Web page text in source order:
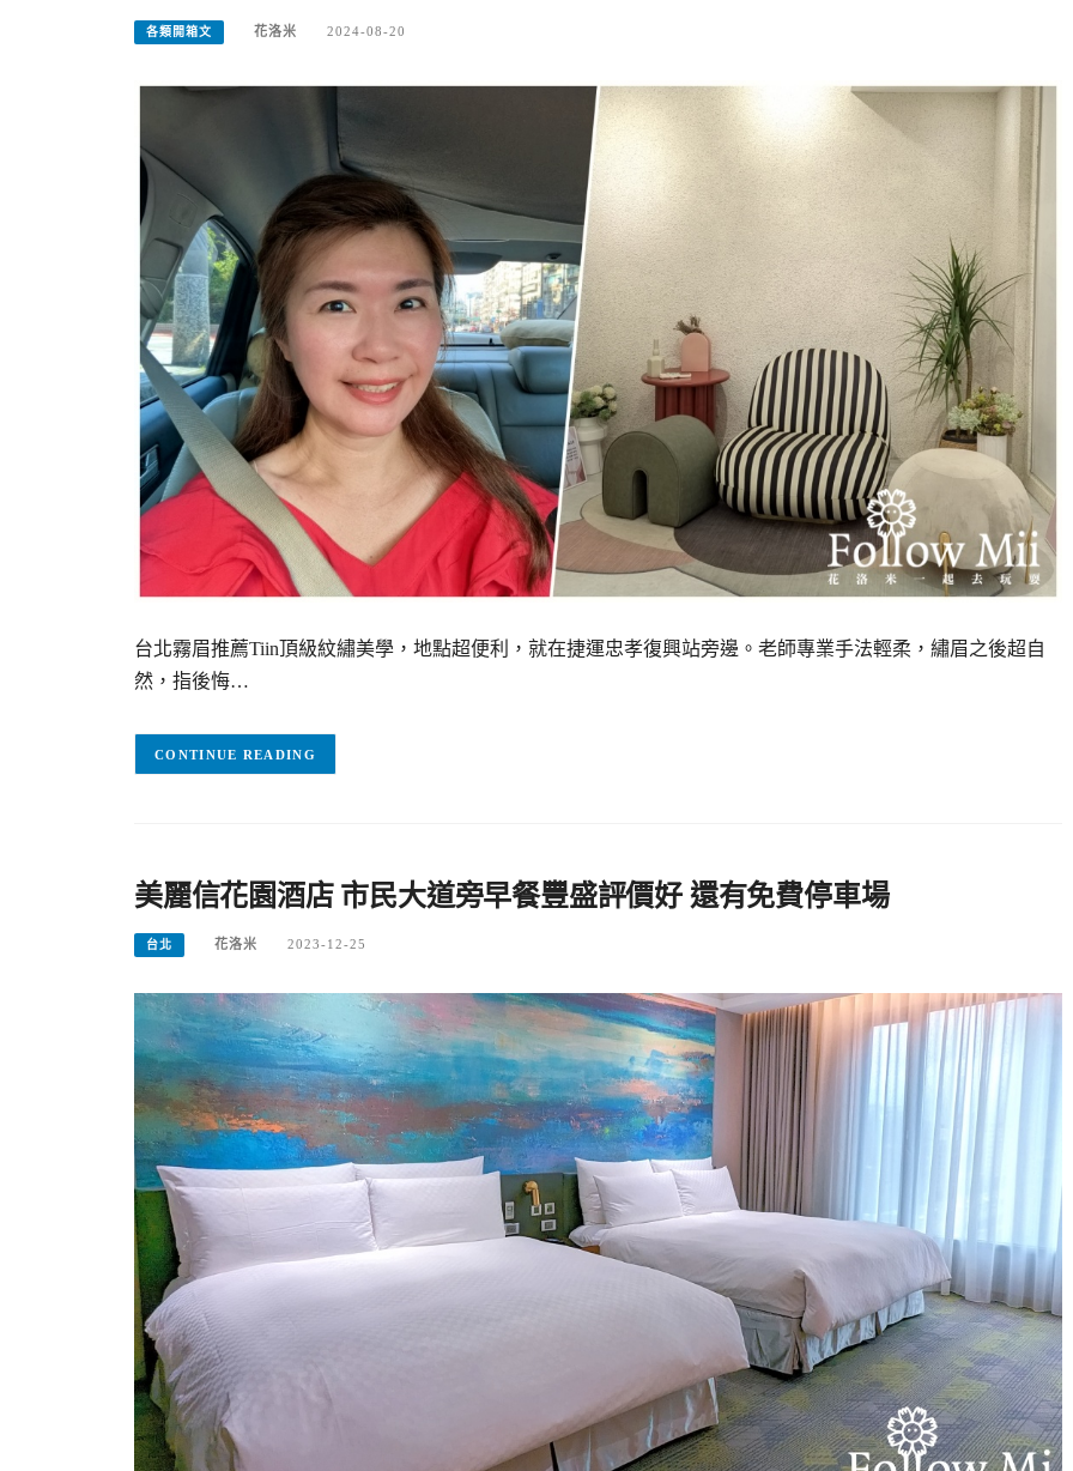
各類開箱文 花洛米 2024-08-20
台北霧眉推薦Tiin頂級紋繡美學，地點超便利，就在捷運忠孝復興站旁邊。老師專業手法輕柔，繡眉之後超自
然，指後悔…
CONTINUE READING
美麗信花園酒店 市民大道旁早餐豐盛評價好 還有免費停車場
台北 花洛米 2023-12-25